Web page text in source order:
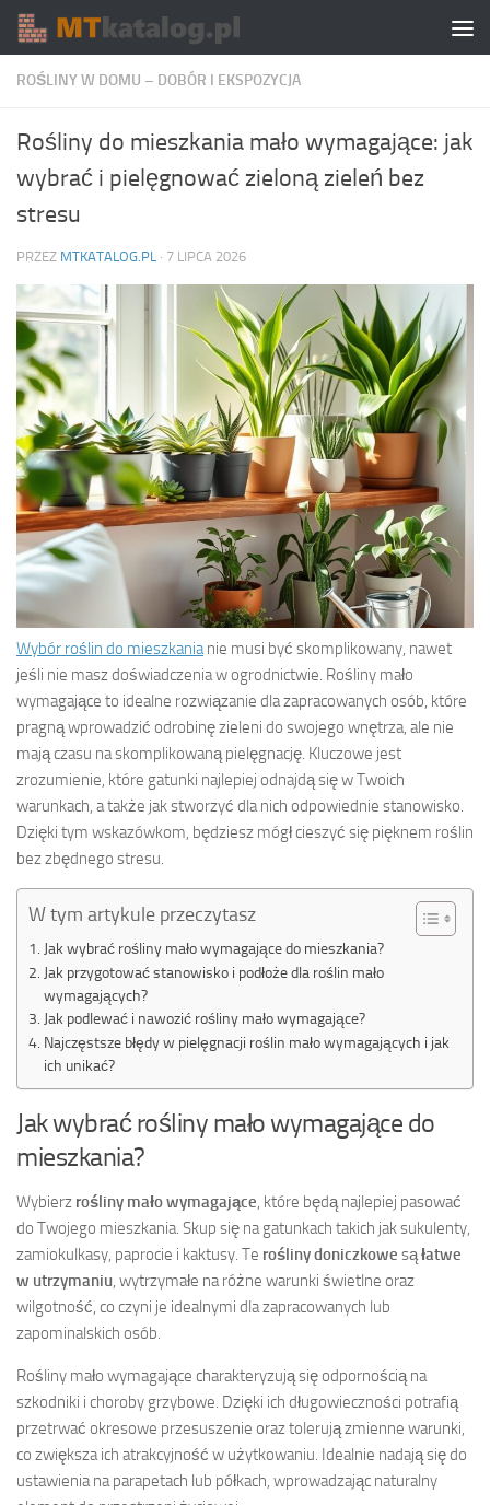
Skip to content
ROŚLINY W DOMU – DOBÓR I EKSPOZYCJA
Rośliny do mieszkania mało wymagające: jak
wybrać i pielęgnować zieloną zieleń bez
stresu
PRZEZ MTKATALOG.PL · 7 LIPCA 2026
Wybór roślin do mieszkania nie musi być skomplikowany, nawet
jeśli nie masz doświadczenia w ogrodnictwie. Rośliny mało
wymagające to idealne rozwiązanie dla zapracowanych osób, które
pragną wprowadzić odrobinę zieleni do swojego wnętrza, ale nie
mają czasu na skomplikowaną pielęgnację. Kluczowe jest
zrozumienie, które gatunki najlepiej odnajdą się w Twoich
warunkach, a także jak stworzyć dla nich odpowiednie stanowisko.
Dzięki tym wskazówkom, będziesz mógł cieszyć się pięknem roślin
bez zbędnego stresu.
W tym artykule przeczytasz
Jak wybrać rośliny mało wymagające do mieszkania?
Jak przygotować stanowisko i podłoże dla roślin mało
wymagających?
Jak podlewać i nawozić rośliny mało wymagające?
Najczęstsze błędy w pielęgnacji roślin mało wymagających i jak
ich unikać?
Jak wybrać rośliny mało wymagające do
mieszkania?
Wybierz rośliny mało wymagające , które będą najlepiej pasować
do Twojego mieszkania. Skup się na gatunkach takich jak sukulenty,
zamiokulkasy, paprocie i kaktusy. Te rośliny doniczkowe sąłatwe
w utrzymaniu , wytrzymałe na różne warunki świetlne oraz
wilgotność, co czyni je idealnymi dla zapracowanych lub
zapominalskich osób.
Rośliny mało wymagające charakteryzują się odpornością na
szkodniki i choroby grzybowe. Dzięki ich długowieczności potrafią
przetrwać okresowe przesuszenie oraz tolerują zmienne warunki,
co zwiększa ich atrakcyjność w użytkowaniu. Idealnie nadają się do
ustawienia na parapetach lub półkach, wprowadzając naturalny